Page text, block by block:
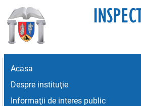
Acasa
Despre instituţie
Informaţii de interes public